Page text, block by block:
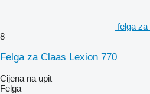
felga za
8
Felga za Claas Lexion 770
Cijena na upit
Felga